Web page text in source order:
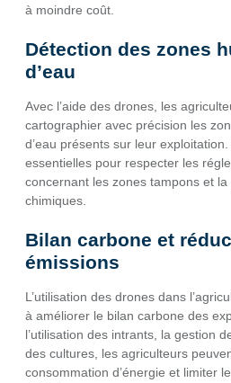
à moindre coût.
Détection des zones
d’eau
Avec l’aide des drones, les
cartographier avec précision les
d’eau présents sur leur
essentielles pour respecter les
concernant les zones tampons et
chimiques.
Bilan carbone et
émissions
L’utilisation des drones dans
à améliorer le bilan carbone des
l’utilisation des intrants, la gestion
des cultures, les agriculteurs
consommation d’énergie et limiter